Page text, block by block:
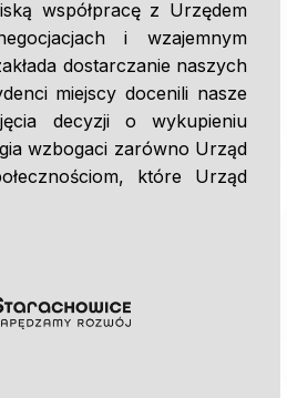
współpracę z Urzędem
i wzajemnym
dostarczanie naszych
miejscy docenili nasze
decyzji o wykupieniu
wzbogaci zarówno Urząd
które Urząd